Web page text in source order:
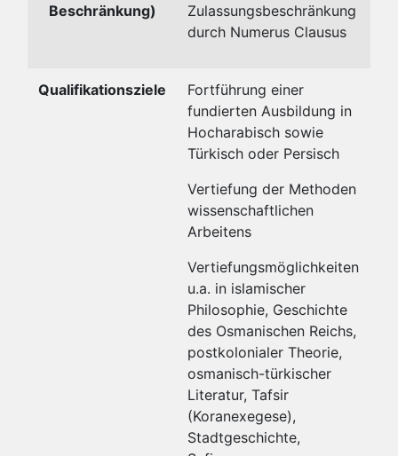
Beschränkung)
Zulassungsbeschränkung
durch Numerus Clausus
Qualifikationsziele
Fortführung einer
fundierten Ausbildung in
Hocharabisch sowie
Türkisch oder Persisch
Vertiefung der Methoden
wissenschaftlichen
Arbeitens
Vertiefungsmöglichkeiten
u.a. in islamischer
Philosophie, Geschichte
des Osmanischen Reichs,
postkolonialer Theorie,
osmanisch-türkischer
Literatur, Tafsir
(Koranexegese),
Stadtgeschichte,